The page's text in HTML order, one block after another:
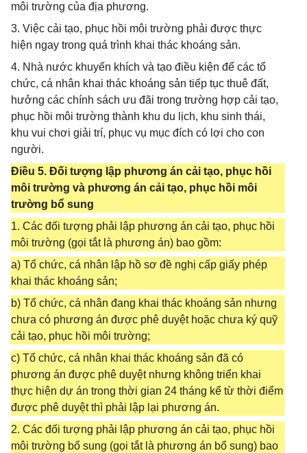
môi trường của địa phương.
3. Việc cải tạo, phục hồi môi trường phải được thực
hiện ngay trong quá trình khai thác khoáng sản.
4. Nhà nước khuyến khích và tạo điều kiện để các tổ
chức, cá nhân khai thác khoáng sản tiếp tục thuê đất,
hưởng các chính sách ưu đãi trong trường hợp cải tạo,
phục hồi môi trường thành khu du lịch, khu sinh thái,
khu vui chơi giải trí, phục vụ mục đích có lợi cho con
người.
Điều 5. Đối tượng lập phương án cải tạo, phục hồi
môi trường và phương án cải tạo, phục hồi môi
trường bổ sung
1. Các đối tượng phải lập phương án cải tạo, phục hồi
môi trường (gọi tắt là phương án) bao gồm:
a) Tổ chức, cá nhân lập hồ sơ đề nghị cấp giấy phép
khai thác khoáng sản;
b) Tổ chức, cá nhân đang khai thác khoáng sản nhưng
chưa có phương án được phê duyệt hoặc chưa ký quỹ
cải tạo, phục hồi môi trường;
c) Tổ chức, cá nhân khai thác khoáng sản đã có
phương án được phê duyệt nhưng không triển khai
thực hiện dự án trong thời gian 24 tháng kể từ thời điểm
được phê duyệt thì phải lập lại phương án.
2. Các đối tượng phải lập phương án cải tạo, phục hồi
môi trường bổ sung (gọi tắt là phương án bổ sung) bao